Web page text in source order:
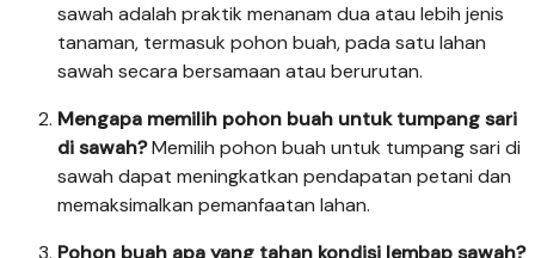
sawah adalah praktik menanam dua atau lebih jenis
tanaman, termasuk pohon buah, pada satu lahan
sawah secara bersamaan atau berurutan.
Mengapa memilih pohon buah untuk tumpang sari
di sawah?Memilih pohon buah untuk tumpang sari di
sawah dapat meningkatkan pendapatan petani dan
memaksimalkan pemanfaatan lahan.